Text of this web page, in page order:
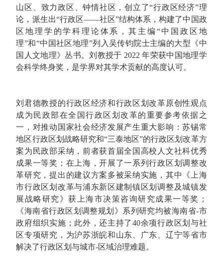
山区、致力政区、钟情社区，创立了“行政区经济”理
论，派生出“行政区——社区”结构体系，构建了中国政
区地理学的学科理论体系，其主编“中国政区地
理”和“中国社区地理”列入吴传钧院士主编的大型《中
国人文地理》丛书。刘教授于 2022 年荣获中国地理学
会科学终身奖，是学界对其学术贡献的高度认可。
刘君德教授的行政区经济和行政区划改革原创性观点
成为民政部在全国行政区划改革的重要参考依据之
一，对推动国家社会经济发展产生重大影响：苏锡常
地区行政区划战略研究和“三泰地区”的行政区划改革方
案为民政部采纳，前者获首届全国高校人文社科优秀
成果一等奖；在上海，开展了一系列行政区划调整改
革研究，提出的建议方案多被采纳实施，其中《上海
市行政区划改革与浦东新区建制镇区划调整及城镇发
展战略研究》获上海市决策咨询研究成果一等奖；
《海南省行政区划调整规划》系列研究均被海南省-市
政府组织实施；此外，还主持了40余项行政区划与社
区专项研究，为沪苏浙皖和山东、广东、辽宁等省市
解决了行政区划与城市-区域治理难题。